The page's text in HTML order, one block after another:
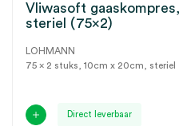
Vliwasoft
steriel (75×2)
LOHMANN
75 x 2 stuks, 10cm x 20cm, steriel
Direct leverbaar